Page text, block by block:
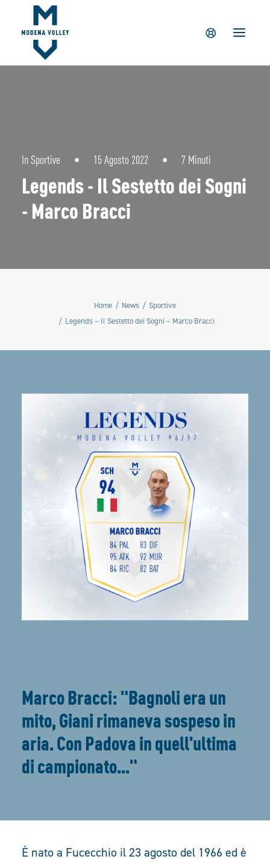
IL CLUB
NEWS
TICKETING
GIOVANILI
STORE
InSportive • 15 Agosto 2022 • 7 Minuti
Legends - Il Sestetto dei Sogni
- Marco Bracci
Home News
Sportive
Legends – Il Sestetto dei Sogni – Marco Bracci
Marco Bracci: "Bagnoli era un
mito, Giani rimaneva sospeso in
aria. Con Padova in quell'ultima
di campionato..."
È nato a Fucecchio il 23 agosto del 1966 ed è